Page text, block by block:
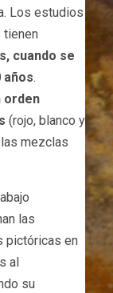
Los estudios
cuando se
años.
orden
(rojo, blanco y
mezclas
las
pictóricas en
al
su